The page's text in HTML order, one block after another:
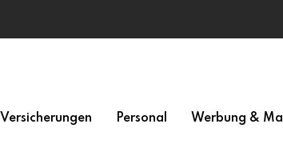
Versicherungen Personal Werbung &